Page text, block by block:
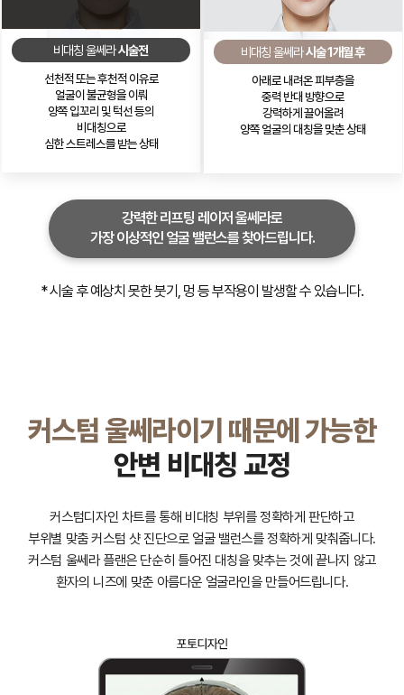
비대칭 울쎄라시술전
선천적 또는 후천적 이유로
얼굴이 불균형을 이뤄
양쪽 입꼬리 및 턱선 등의
비대칭으로
심한 스트레스를 받는 상태
비대칭 울쎄라시술 1개월 후
아래로 내려온 피부층을
중력 반대 방향으로
강력하게 끌어올려
양쪽 얼굴의 대칭을 맞춘 상태
강력한 리프팅 레이저 울쎄라로
가장 이상적인 얼굴 밸런스를 찾아드립니다.
* 시술 후 예상치 못한 붓기, 멍 등 부작용이 발생할 수 있습니다.
커스텀 울쎄라이기 때문에 가능한
안변 비대칭 교정
커스텀디자인 차트를 통해 비대칭 부위를 정확하게 판단하고
부위별 맞춤 커스텀 샷 진단으로 얼굴 밸런스를 정확하게 맞춰줍니다.
커스텀 울쎄라 플랜은 단순히 틀어진 대칭을 맞추는 것에 끝나지 않고
환자의 니즈에 맞춘 아름다운 얼굴라인을 만들어드립니다.